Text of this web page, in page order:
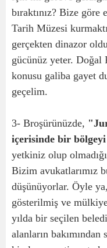
bıraktınız? Bize
Tarih Müzesi
gerçekten dinazor
gücünüz yeter. Doğal
konusu galiba gayet
geçelim.
3- Broşürünüzde,
içerisinde bir
yetkiniz olup
Bizim avukatlarımız
düşünüyorlar. Öyle
gösterilmiş ve
yılda bir seçilen
alanların